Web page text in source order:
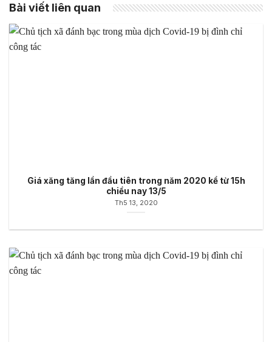
Bài viết liên quan
Giá xăng tăng lần đầu tiên trong năm 2020 kể từ 15h
chiều nay 13/5
Th5 13, 2020